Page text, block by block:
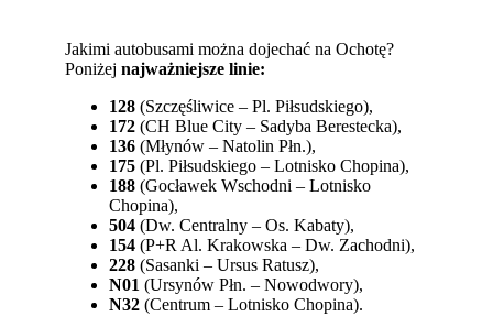
Jakimi autobusami można dojechać na Ochotę?
Poniżejnajważniejsze linie:
128 (Szczęśliwice – Pl. Piłsudskiego),
172 (CH Blue City – Sadyba Berestecka),
136 (Młynów – Natolin Płn.),
175 (Pl. Piłsudskiego – Lotnisko Chopina),
188 (Gocławek Wschodni – Lotnisko
Chopina),
504 (Dw. Centralny – Os. Kabaty),
154 (P+R Al. Krakowska – Dw. Zachodni),
228 (Sasanki – Ursus Ratusz),
N01 (Ursynów Płn. – Nowodwory),
N32 (Centrum – Lotnisko Chopina).